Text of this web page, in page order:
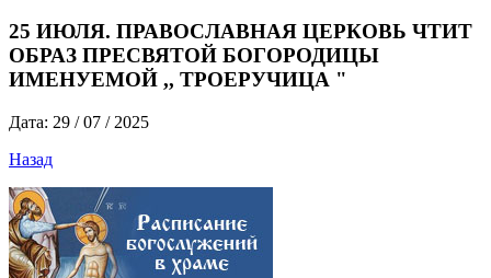
25 ИЮЛЯ. ПРАВОСЛАВНАЯ ЦЕРКОВЬ ЧТИТ
ОБРАЗ ПРЕСВЯТОЙ БОГОРОДИЦЫ
ИМЕНУЕМОЙ ,, ТРОЕРУЧИЦА "
Дата: 29 / 07 / 2025
Назад